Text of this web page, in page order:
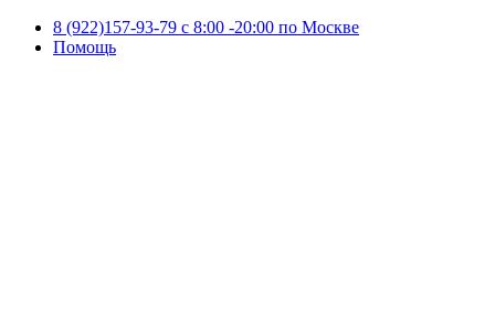
8 (922)157-93-79 c 8:00 -20:00 по Москве
Помощь